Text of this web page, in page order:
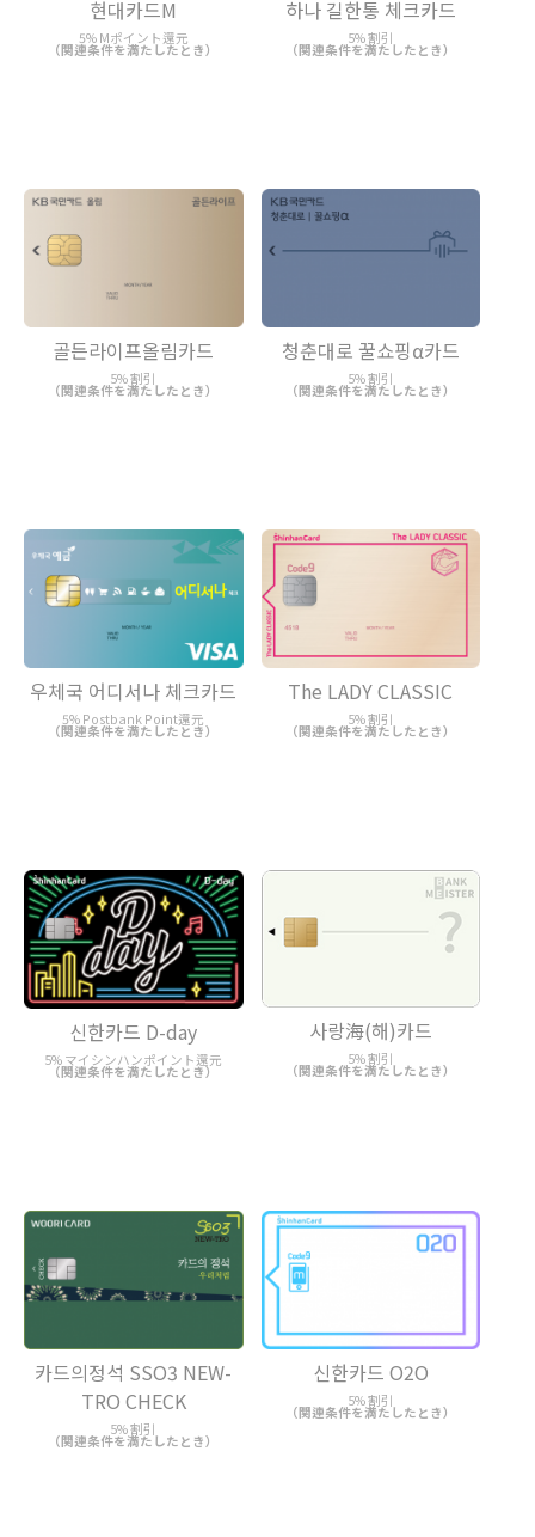
현대카드M
5% Mポイント還元
（関連条件を満たしたとき）
하나 길한통 체크카드
5% 割引
（関連条件を満たしたとき）
골든라이프올림카드
5% 割引
（関連条件を満たしたとき）
청춘대로 꿀쇼핑α카드
5% 割引
（関連条件を満たしたとき）
우체국 어디서나 체크카드
5% Postbank Point還元
（関連条件を満たしたとき）
The LADY CLASSIC
5% 割引
（関連条件を満たしたとき）
신한카드 D-day
5% マイシンハンポイント還元
（関連条件を満たしたとき）
사랑海(해)카드
5% 割引
（関連条件を満たしたとき）
카드의정석 SSO3 NEW-
TRO CHECK
5% 割引
（関連条件を満たしたとき）
신한카드 O2O
5% 割引
（関連条件を満たしたとき）